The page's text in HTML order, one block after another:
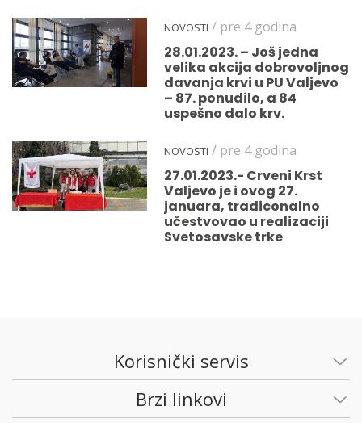
NOVOSTI / pre 4 godina
28.01.2023. – Još jedna
velika akcija dobrovoljnog
davanja krvi u PU Valjevo
– 87. ponudilo, a 84
uspešno dalo krv.
NOVOSTI / pre 4 godina
27.01.2023.- Crveni Krst
Valjevo je i ovog 27.
januara, tradiconalno
učestvovao u realizaciji
Svetosavske trke
Korisnički servis
Brzi linkovi